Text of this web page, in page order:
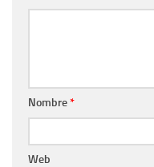
Nombre*
Web